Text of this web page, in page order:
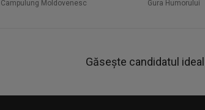
Campulung Moldovenesc
Gura Humorului
Găsește candidatul ideal